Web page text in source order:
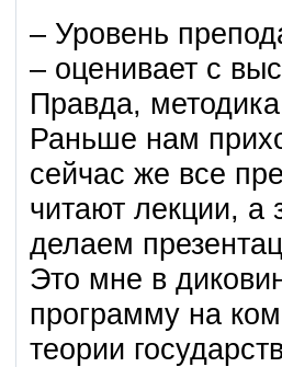
– Уровень
– оценивает с
Правда,
Раньше нам
сейчас же все
читают лекции,
делаем
Это мне в
программу на
теории